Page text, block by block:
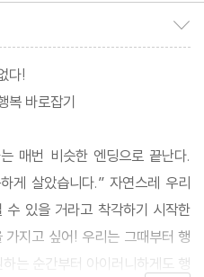
다!
복 바로잡기
매번 비슷한 엔딩으로 끝난다.
게 살았습니다.” 자연스레 우리
있을 거라고 착각하기 시작한
지고 싶어! 우리는 그때부터 행
하는 순간부터 아이러니하게도 행